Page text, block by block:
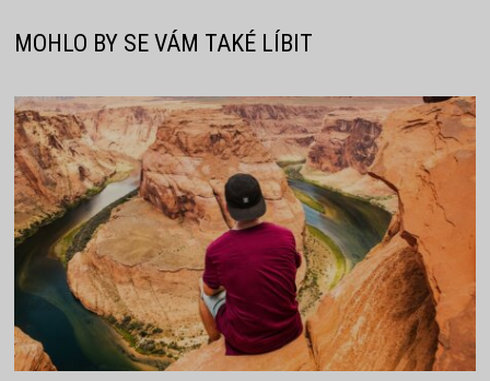
MOHLO BY SE VÁM TAKÉ LÍBIT